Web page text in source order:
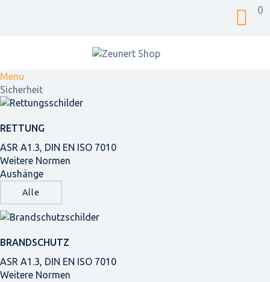
0
Menu
Sicherheit
RETTUNG
ASR A1.3, DIN EN ISO 7010
Weitere Normen
Aushänge
Alle
BRANDSCHUTZ
ASR A1.3, DIN EN ISO 7010
Weitere Normen